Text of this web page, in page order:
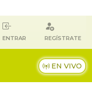
ENTRAR REGÍSTRATE
EN VIVO